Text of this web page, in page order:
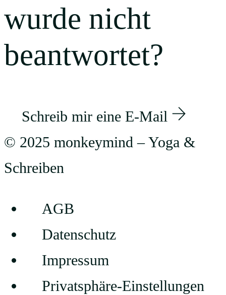
wurde nicht
beantwortet?
Schreib mir eine E-Mail
© 2025 monkeymind – Yoga &
Schreiben
AGB
Datenschutz
Impressum
Privatsphäre-Einstellungen